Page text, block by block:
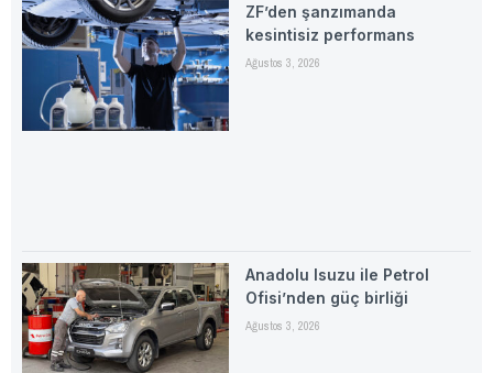
ZF’den şanzımanda
kesintisiz performans
Ağustos 3, 2026
Anadolu Isuzu ile Petrol
Ofisi’nden güç birliği
Ağustos 3, 2026